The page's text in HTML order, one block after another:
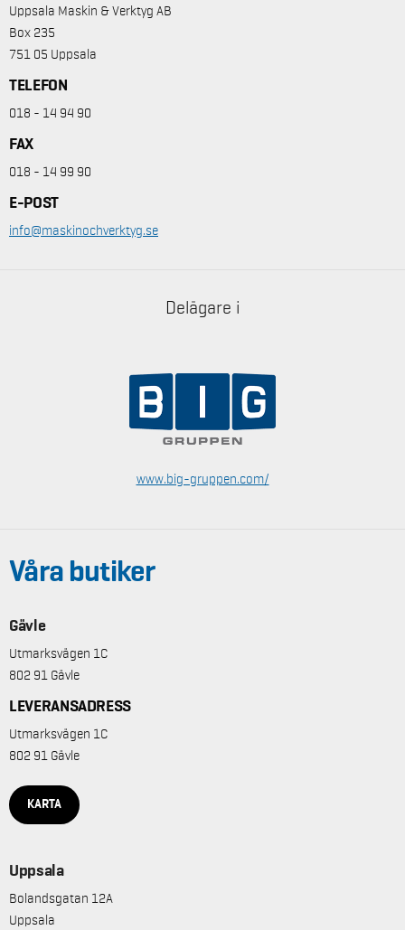
Uppsala Maskin & Verktyg AB
Box 235
751 05 Uppsala
TELEFON
018 - 14 94 90
FAX
018 - 14 99 90
E-POST
info@maskinochverktyg.se
Delägare i
www.big-gruppen.com/
Våra butiker
Gävle
Utmarksvägen 1C
802 91 Gävle
LEVERANSADRESS
Utmarksvägen 1C
802 91 Gävle
KARTA
Uppsala
Bolandsgatan 12A
Uppsala